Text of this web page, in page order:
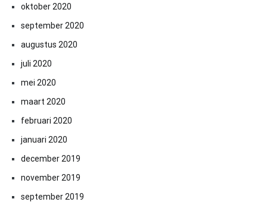
oktober 2020
september 2020
augustus 2020
juli 2020
mei 2020
maart 2020
februari 2020
januari 2020
december 2019
november 2019
september 2019